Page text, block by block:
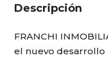
Descripción
FRANCHI
el nuevo desarrollo